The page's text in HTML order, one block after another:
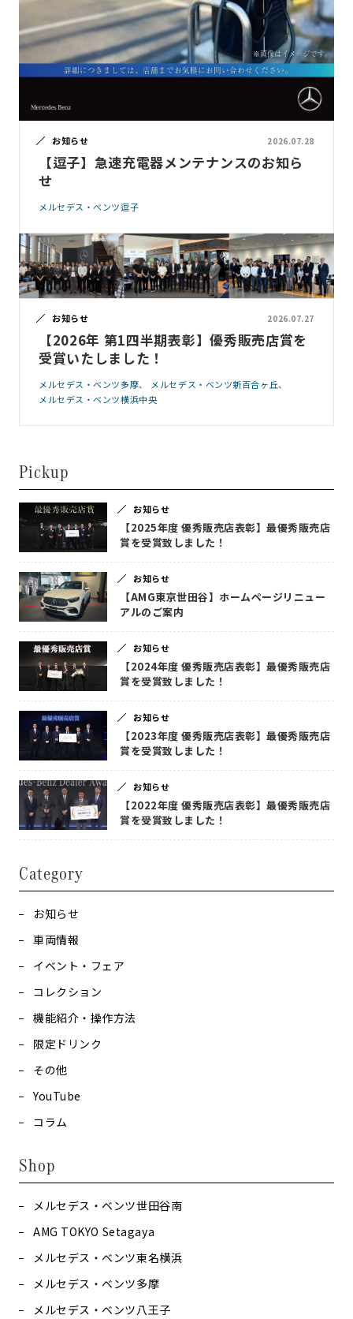
お知らせ 2026.07.28
【逗子】急速充電器メンテナンスのお知ら
せ
メルセデス・ベンツ逗子
お知らせ 2026.07.27
【2026年 第1四半期表彰】優秀販売店賞を
受賞いたしました！
メルセデス・ベンツ多摩
メルセデス・ベンツ新百合ヶ丘
メルセデス・ベンツ横浜中央
Pickup
お知らせ
【2025年度 優秀販売店表彰】最優秀販売店
賞を受賞致しました！
お知らせ
【AMG東京世田谷】ホームページリニュー
アルのご案内
お知らせ
【2024年度 優秀販売店表彰】最優秀販売店
賞を受賞致しました！
お知らせ
【2023年度 優秀販売店表彰】最優秀販売店
賞を受賞致しました！
お知らせ
【2022年度 優秀販売店表彰】最優秀販売店
賞を受賞致しました！
Category
お知らせ
車両情報
イベント・フェア
コレクション
機能紹介・操作方法
限定ドリンク
その他
YouTube
コラム
Shop
メルセデス・ベンツ世田谷南
AMG TOKYO Setagaya
メルセデス・ベンツ東名横浜
メルセデス・ベンツ多摩
メルセデス・ベンツ八王子